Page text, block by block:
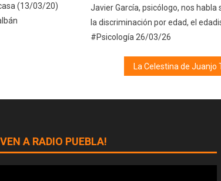
(13/03/20)
Javier García, psicólogo, nos habla
la discriminación por edad, el
#Psicología 26/03/26
A RADIO PUEBLA!